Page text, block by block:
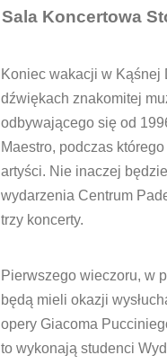
Sala Koncertowa
Koniec wakacji w Kąśnej
dźwiękach znakomitej
odbywającego się od
Maestro, podczas
artyści. Nie inaczej
wydarzenia Centrum
trzy koncerty.
Pierwszego wieczoru, w
będą mieli okazji
opery Giacoma
to wykonają studenci